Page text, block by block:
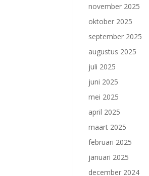
november 2025
oktober 2025
september 2025
augustus 2025
juli 2025
juni 2025
mei 2025
april 2025
maart 2025
februari 2025
januari 2025
december 2024